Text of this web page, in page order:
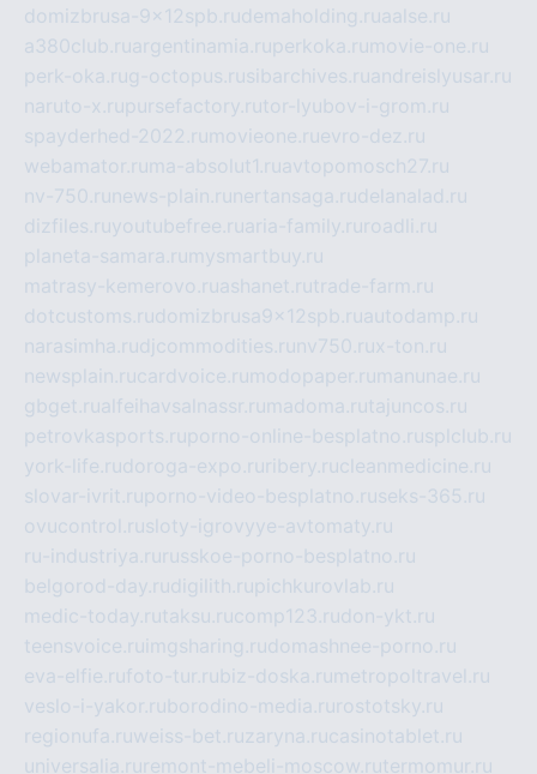
domizbrusa-9x12spb.rudemaholding.ruaalse.ru
a380club.ruargentinamia.ruperkoka.ru movie-one.ru
perk-oka.rug-octopus.rusibarchives.ruandreislyusar.ru
naruto-x.rupursefactory.rutor-lyubov-i-grom.ru
spayderhed-2022.ru movieone.ruevro-dez.ru
webamator.ru ma-absolut1.ruavtopomosch27.ru
nv-750.ru news-plain.ru nertansaga.rudelanalad.ru
dizfiles.ruyoutubefree.ruaria-family.ru roadli.ru
planeta-samara.ru mysmartbuy.ru
matrasy-kemerovo.ruashanet.rutrade-farm.ru
dotcustoms.rudomizbrusa9x12spb.ruautodamp.ru
narasimha.rudjcommodities.ru nv750.rux-ton.ru
newsplain.rucardvoice.ru modopaper.ru manunae.ru
gbget.rualfeihavsalnassr.ru madoma.rutajuncos.ru
petrovkasports.ruporno-online-besplatno.rusplclub.ru
york-life.rudoroga-expo.ru ribery.rucleanmedicine.ru
slovar-ivrit.ruporno-video-besplatno.ruseks-365.ru
ovucontrol.rusloty-igrovyye-avtomaty.ru
ru-industriya.ru russkoe-porno-besplatno.ru
belgorod-day.rudigilith.rupichkurovlab.ru
medic-today.rutaksu.rucomp123.rudon-ykt.ru
teensvoice.ru imgsharing.rudomashnee-porno.ru
eva-elfie.rufoto-tur.rubiz-doska.ru metropoltravel.ru
veslo-i-yakor.ruborodino-media.ru rostotsky.ru
regionufa.ruweiss-bet.ruzaryna.rucasinotablet.ru
universalia.ru remont-mebeli-moscow.rutermomur.ru